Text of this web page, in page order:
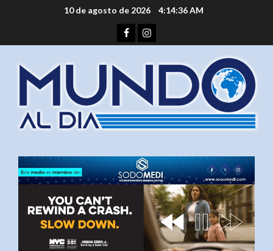
10 de agosto de 2026 4:14:37 AM
FacebookInstagram